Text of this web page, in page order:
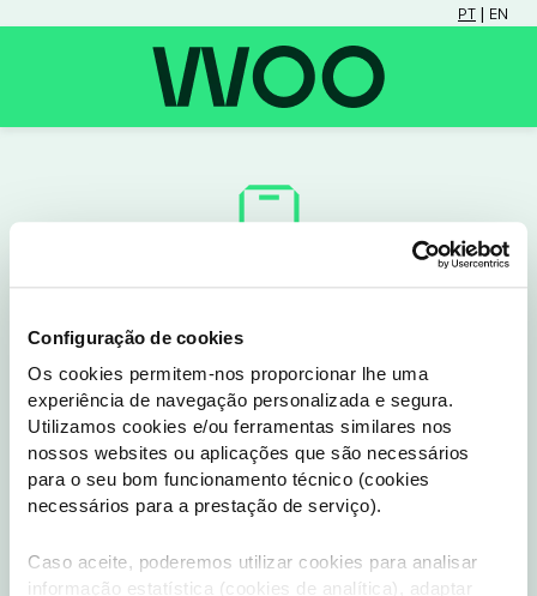
Configuração de cookies
Os cookies permitem-nos proporcionar lhe uma
experiência de navegação personalizada e segura.
Utilizamos cookies e/ou ferramentas similares nos
nossos websites ou aplicações que são necessários
para o seu bom funcionamento técnico (cookies
necessários para a prestação de serviço).
Caso aceite, poderemos utilizar cookies para analisar
informação estatística (cookies de analítica), adaptar
PT | EN
Não tens a App WOO
instalada?
Para continuares, precisas de instalar a app WOO.
Depois basta tocares no link novamente para acederes
diretamente às funcionalidades de forma fácil e segura.
Descarregar App WOO